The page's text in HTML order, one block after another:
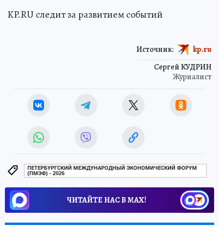
KP.RU следит за развитием событий
Сергей КУДРИН
Журналист
Источник: kp.ru
ПЕТЕРБУРГСКИЙ МЕЖДУНАРОДНЫЙ ЭКОНОМИЧЕСКИЙ ФОРУМ
(ПМЭФ) - 2026
ЧИТАЙТЕ НАС В МАХ!